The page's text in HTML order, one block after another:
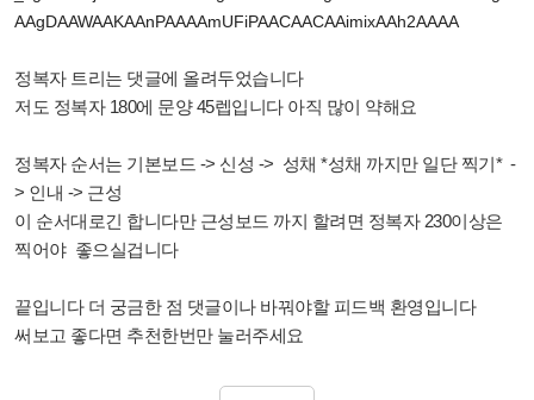
AAgDAAWAAKAAnPAAAAmUFiPAACAACAAimixAAh2AAAA
정복자 트리는 댓글에 올려두었습니다
저도 정복자 180에 문양 45렙입니다 아직 많이 약해요
정복자 순서는 기본보드 -> 신성 -> 성채 *성채 까지만 일단 찍기* -
> 인내 -> 근성
이 순서대로긴 합니다만 근성보드 까지 할려면 정복자 230이상은
찍어야 좋으실겁니다
끝입니다 더 궁금한 점 댓글이나 바꿔야할 피드백 환영입니다
써보고 좋다면 추천한번만 눌러주세요